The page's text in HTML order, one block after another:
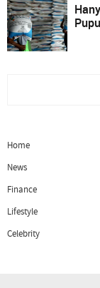
Home
News
Finance
Lifestyle
Celebrity